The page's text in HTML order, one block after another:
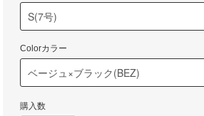
Colorカラー
購入数